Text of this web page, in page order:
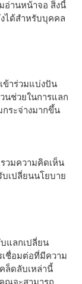
อ่านหน้าจอ สิ่งนี้
ได้สําหรับบุคคล
ข้าร่วมแบ่งปัน
นช่วยในการแลก
กระจ่างมากขึ้น
วมความคิดเห็น
บเปลี่ยนนโยบาย
แลกเปลี่ยน
เชื่อมต่อที่มีความ
ล็ดลับเหล่านี้